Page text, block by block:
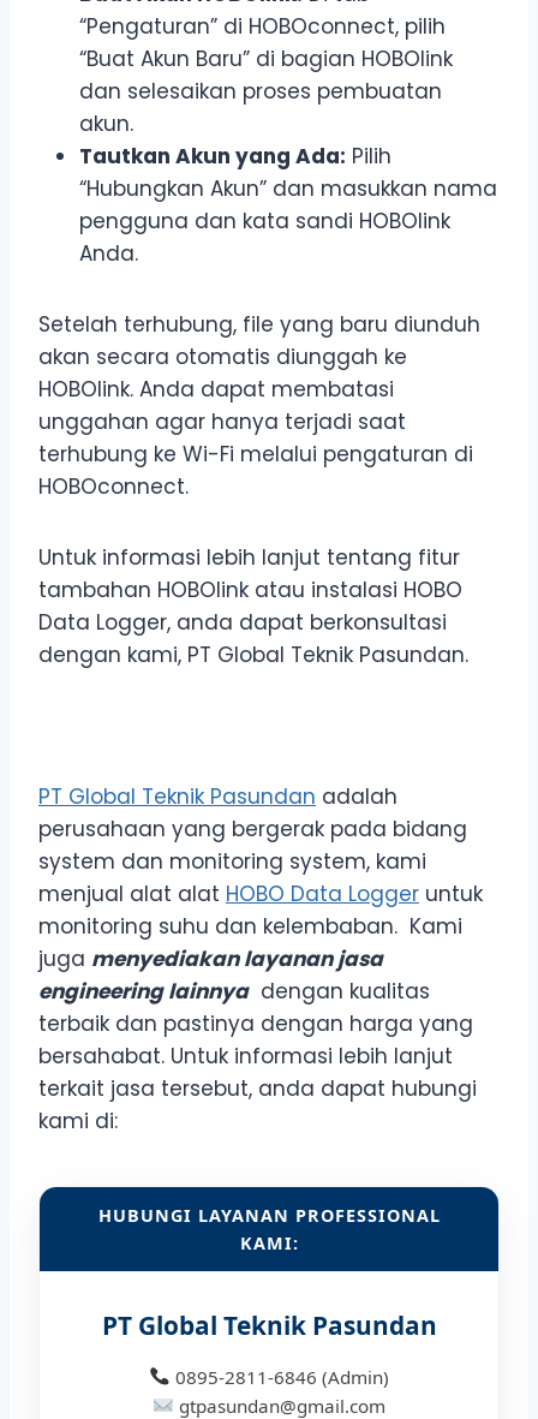
“Pengaturan” di HOBOconnect, pilih
“Buat Akun Baru” di bagian HOBOlink
dan selesaikan proses pembuatan
akun.
Tautkan Akun yang Ada: Pilih
“Hubungkan Akun” dan masukkan nama
pengguna dan kata sandi HOBOlink
Anda.
Setelah terhubung, file yang baru diunduh
akan secara otomatis diunggah ke
HOBOlink. Anda dapat membatasi
unggahan agar hanya terjadi saat
terhubung ke Wi-Fi melalui pengaturan di
HOBOconnect.
Untuk informasi lebih lanjut tentang fitur
tambahan HOBOlink atau instalasi HOBO
Data Logger, anda dapat berkonsultasi
dengan kami, PT Global Teknik Pasundan.
PT Global Teknik Pasundan adalah
perusahaan yang bergerak pada bidang
system dan monitoring system, kami
menjual alat alat HOBO Data Logger untuk
monitoring suhu dan kelembaban. Kami
juga menyediakan layanan jasa
engineering lainnyadengan kualitas
terbaik dan pastinya dengan harga yang
bersahabat. Untuk informasi lebih lanjut
terkait jasa tersebut, anda dapat hubungi
kami di:
HUBUNGI LAYANAN PROFESSIONAL
KAMI:
PT Global Teknik Pasundan
0895-2811-6846 (Admin)
gtpasundan@gmail.com